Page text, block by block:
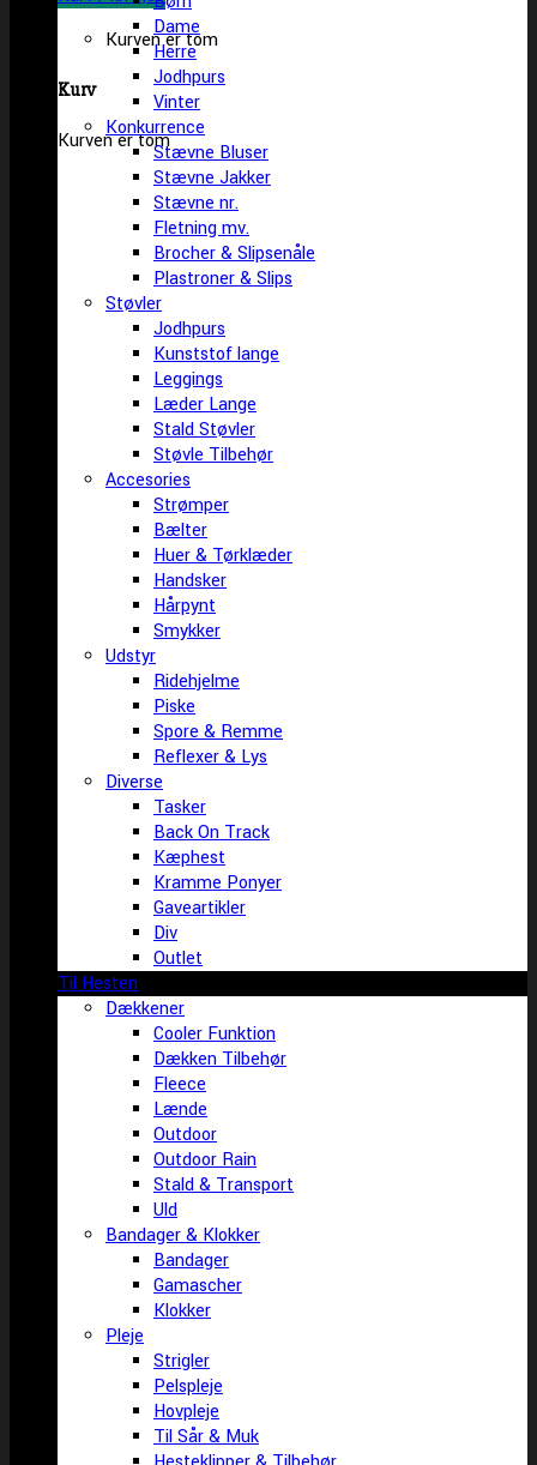
Kurven er tom
Kurv
Kurven er tom
Dame
Herre
Jodhpurs
Vinter
Konkurrence
Stævne Bluser
Stævne Jakker
Stævne nr.
Fletning mv.
Brocher & Slipsenåle
Plastroner & Slips
Støvler
Jodhpurs
Kunststof lange
Leggings
Læder Lange
Stald Støvler
Støvle Tilbehør
Accesories
Strømper
Bælter
Huer & Tørklæder
Handsker
Hårpynt
Smykker
Udstyr
Ridehjelme
Piske
Spore & Remme
Reflexer & Lys
Diverse
Tasker
Back On Track
Kæphest
Kramme Ponyer
Gaveartikler
Div
Outlet
Til Hesten
Dækkener
Cooler Funktion
Dækken Tilbehør
Fleece
Lænde
Outdoor
Outdoor Rain
Stald & Transport
Uld
Bandager & Klokker
Bandager
Gamascher
Klokker
Pleje
Strigler
Pelspleje
Hovpleje
Til Sår & Muk